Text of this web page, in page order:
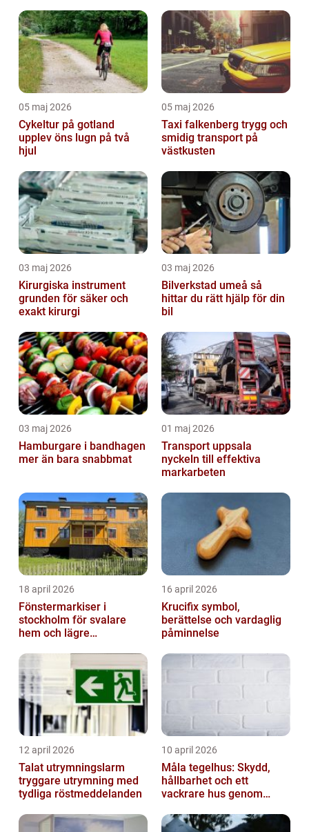
05 maj 2026
Cykeltur på gotland
upplev öns lugn på två
hjul
05 maj 2026
Taxi falkenberg trygg och
smidig transport på
västkusten
03 maj 2026
Kirurgiska instrument
grunden för säker och
exakt kirurgi
03 maj 2026
Bilverkstad umeå så
hittar du rätt hjälp för din
bil
03 maj 2026
Hamburgare i bandhagen
mer än bara snabbmat
01 maj 2026
Transport uppsala
nyckeln till effektiva
markarbeten
18 april 2026
Fönstermarkiser i
stockholm för svalare
hem och lägre
16 april 2026
Krucifix symbol,
berättelse och vardaglig
påminnelse
12 april 2026
Talat utrymningslarm
tryggare utrymning med
tydliga röstmeddelanden
10 april 2026
Måla tegelhus: Skydd,
hållbarhet och ett
vackrare hus genom